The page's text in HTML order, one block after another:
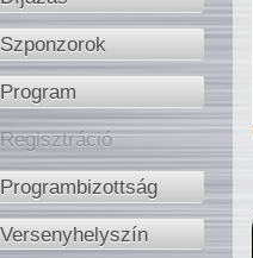
Szponzorok
Program
Regisztráció
Programbizottság
Versenyhelyszín